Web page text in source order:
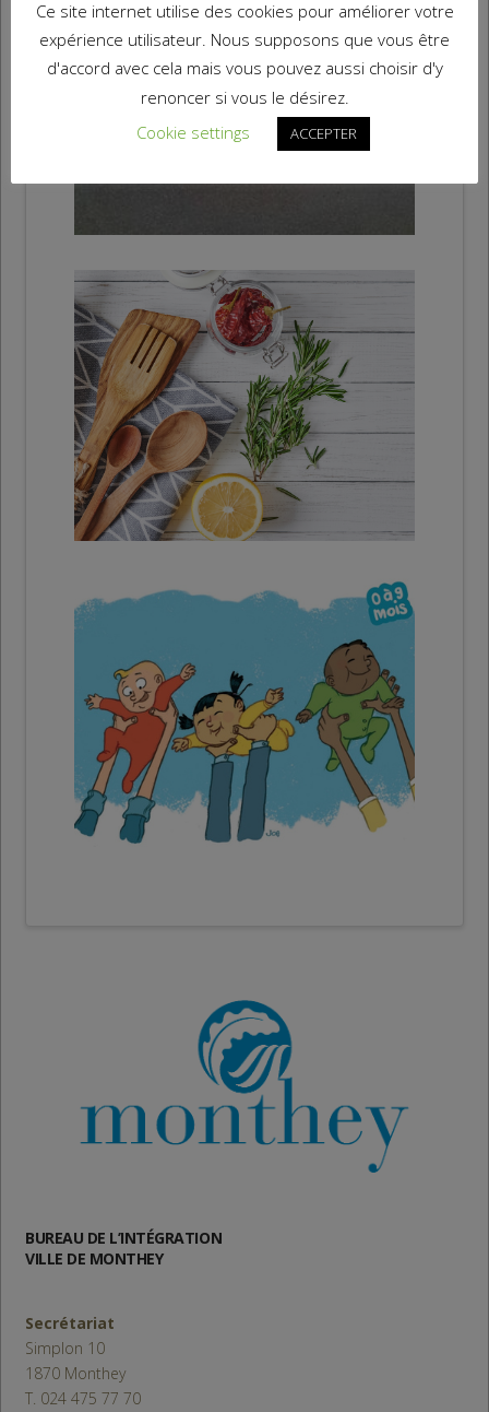
Jeu du dés
A imprimer
Cuisine
A refaire à la maison
Comment bouger avec son
enfant?
Ressources en ligne
(différentes langues)
BUREAU DE L’INTÉGRATION
VILLE DE MONTHEY
Secrétariat
Simplon 10
1870 Monthey
T. 024 475 77 70
Ce site internet utilise des cookies pour améliorer votre
expérience utilisateur. Nous supposons que vous être
d'accord avec cela mais vous pouvez aussi choisir d'y
renoncer si vous le désirez.
Cookie settings
ACCEPTER